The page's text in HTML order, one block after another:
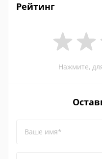
Рейтинг
Нажмите,
Ваше имя*